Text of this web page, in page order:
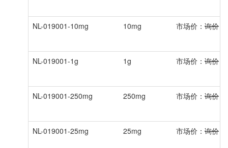
NL-019001-10mg 10mg 市场价： 询价
NL-019001-1g 1g 市场价： 询价
NL-019001-250mg 250mg 市场价： 询价
NL-019001-25mg 25mg 市场价： 询价